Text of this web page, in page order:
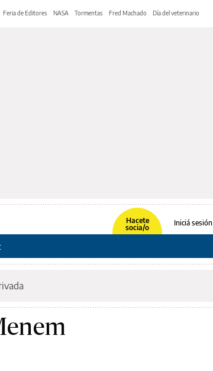
Feria de Editores NASA Tormentas Fred Machado Día del veterinario
Hacete
socia/o
Iniciá sesión